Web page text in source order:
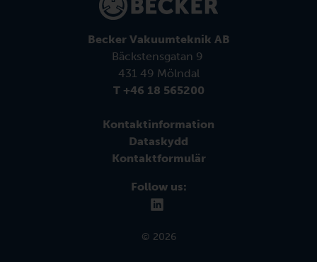
Becker Vakuumteknik AB
Bäckstensgatan 9
431 49 Mölndal
T +46 18 565200
Kontaktinformation
Dataskydd
Kontaktformulär
Follow us:
© 2026